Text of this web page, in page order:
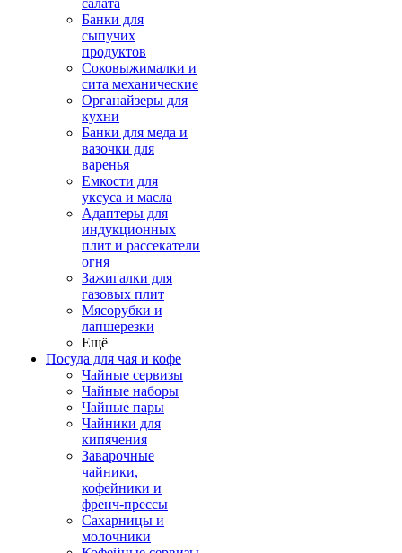
салата
Банки для
сыпучих
продуктов
Соковыжималки и
сита механические
Органайзеры для
кухни
Банки для меда и
вазочки для
варенья
Емкости для
уксуса и масла
Адаптеры для
индукционных
плит и рассекатели
огня
Зажигалки для
газовых плит
Мясорубки и
лапшерезки
Ещё
Посуда для чая и кофе
Чайные сервизы
Чайные наборы
Чайные пары
Чайники для
кипячения
Заварочные
чайники,
кофейники и
френч-прессы
Сахарницы и
молочники